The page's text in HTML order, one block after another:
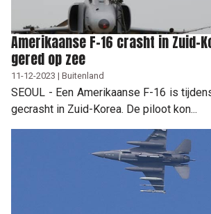
Amerikaanse F-16 crasht in Zuid-
gered op zee
11-12-2023 | Buitenland
SEOUL - Een Amerikaanse F-16 is
gecrasht in Zuid-Korea. De piloot kon...